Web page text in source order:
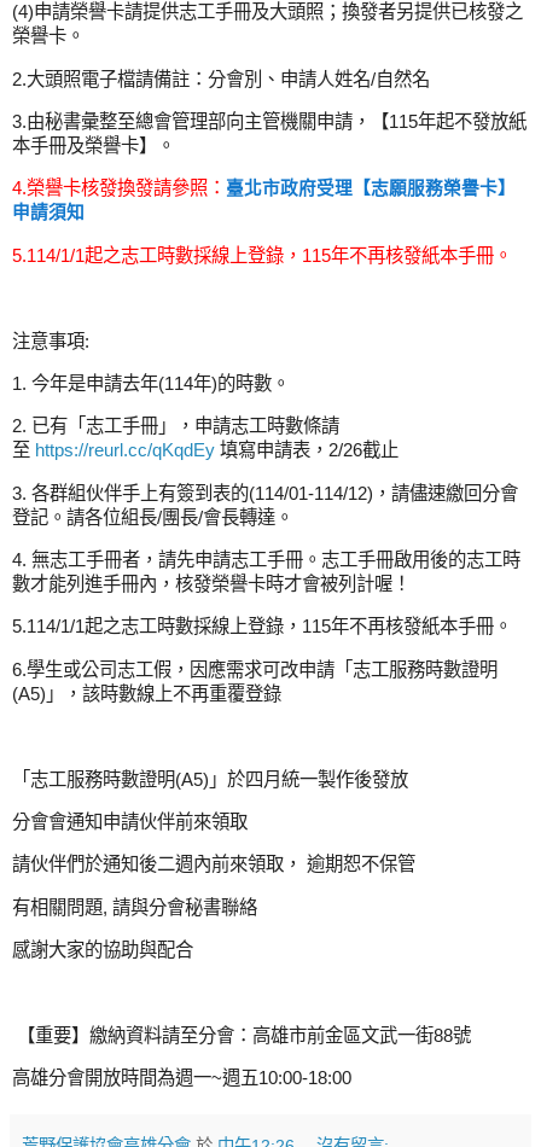
(4)申請榮譽卡請提供志工手冊及大頭照；換發者另提供已核發之
榮譽卡。
2.大頭照電子檔請備註：分會別、申請人姓名/自然名
3.由秘書彙整至總會管理部向主管機關申請，【115年起不發放紙
本手冊及榮譽卡】。
4.榮譽卡核發換發請參照： 臺北市政府受理【志願服務榮譽卡】
申請須知
5.114/1/1起之志工時數採線上登錄，115年不再核發紙本手冊。
注意事項:
1. 今年是申請去年(114年)的時數。
2. 已有「志工手冊」，申請志工時數條請
至 https://reurl.cc/qKqdEy 填寫申請表，2/26截止
3. 各群組伙伴手上有簽到表的(114/01-114/12)，請儘速繳回分會
登記。請各位組長/團長/會長轉達。
4. 無志工手冊者，請先申請志工手冊。志工手冊啟用後的志工時
數才能列進手冊內，核發榮譽卡時才會被列計喔！
5.114/1/1起之志工時數採線上登錄，115年不再核發紙本手冊。
6.學生或公司志工假，因應需求可改申請「志工服務時數證明
(A5)」，該時數線上不再重覆登錄
「志工服務時數證明(A5)」 於四月統一製作後發放
分會會通知申請伙伴前來領取
請伙伴們於通知後二週內前來領取， 逾期恕不保管
有相關問題, 請與分會秘書聯絡
感謝大家的協助與配合
【重要】繳納資料請至分會：高雄市前金區文武一街88號
高雄分會開放時間為週一~週五10:00-18:00